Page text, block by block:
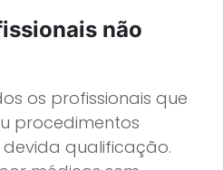
não
os profissionais que
procedimentos
qualificação.